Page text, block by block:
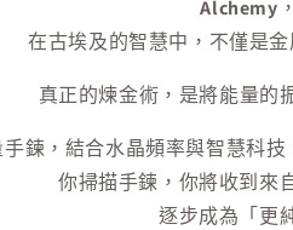
Alchemy
在古埃及的智慧中，不僅是
真正的煉金術，是將能量的
鍊，結合水晶頻率與智慧科
你掃描手鍊，你將收到來
逐步成為「更